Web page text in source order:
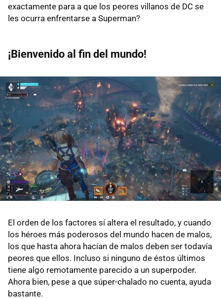
exactamente para a que los peores villanos de DC se
les ocurra enfrentarse a Superman?
¡Bienvenido al fin del mundo!
El orden de los factores sí altera el resultado, y cuando
los héroes más poderosos del mundo hacen de malos,
los que hasta ahora hacían de malos deben ser todavía
peores que ellos. Incluso si ninguno de éstos últimos
tiene algo remotamente parecido a un superpoder.
Ahora bien, pese a que súper-chalado no cuenta, ayuda
bastante.